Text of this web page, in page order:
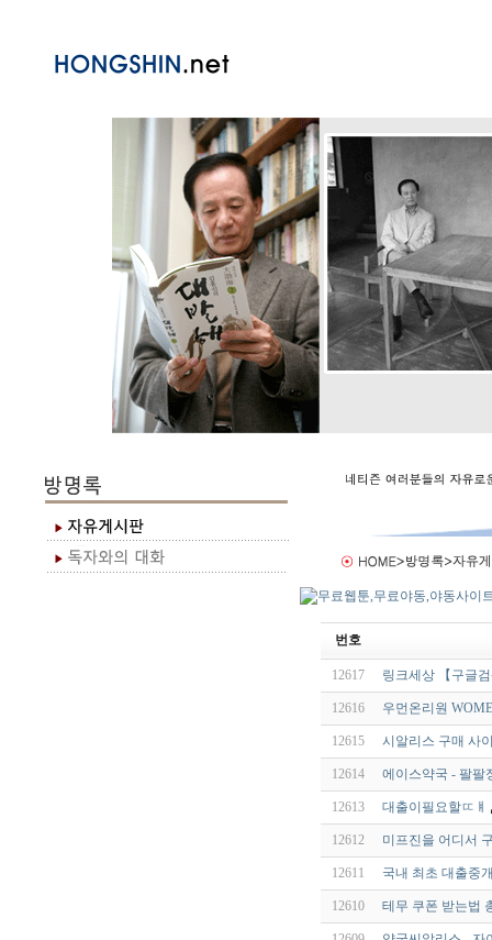
번호
12617 링크세상 【구글
12616 우먼온리원
12615 시­알리스 구매 사
12614 에이스약국 - 팔팔
12613 대출이필요할ㅤㄸㅒㅤ
12612 미프진을 어디서
12611 국내 최초 대출중
12610 테무 쿠폰 받는법